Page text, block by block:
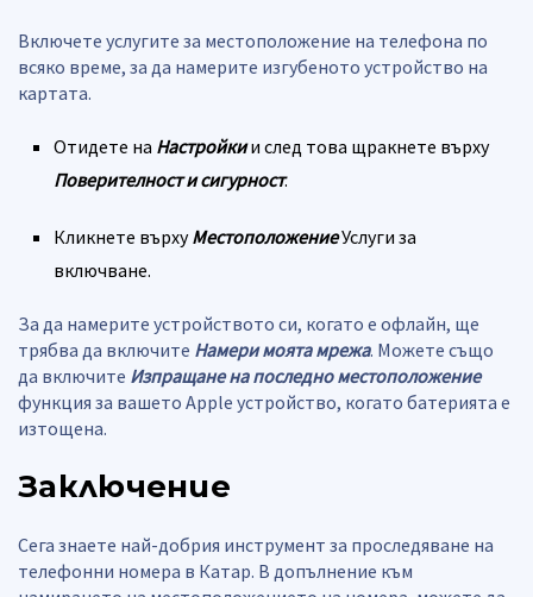
Включете услугите за местоположение на телефона по
всяко време, за да намерите изгубеното устройство на
картата.
Отидете на Настройкии след това щракнете върху
Поверителност и сигурност.
Кликнете върхуМестоположениеУслуги за
включване.
За да намерите устройството си, когато е офлайн, ще
трябва да включите Намери моята мрежа. Можете също
да включите Изпращане на последно местоположение
функция за вашето Apple устройство, когато батерията е
изтощена.
Заключение
Сега знаете най-добрия инструмент за проследяване на
телефонни номера в Катар. В допълнение към